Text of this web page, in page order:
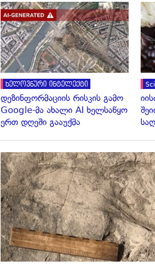
ხელოვნური ინტელექტი
დეზინფორმაციის რისკის გამო
Google-მა ახალი AI ხელსაწყო
ერთ დღეში გააუქმა